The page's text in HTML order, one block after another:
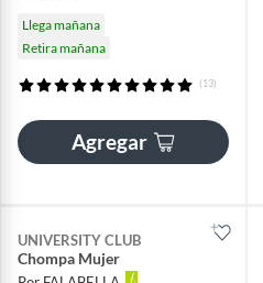
Llega mañana
Retira mañana
(13)
Agregar
UNIVERSITY CLUB
Chompa Mujer